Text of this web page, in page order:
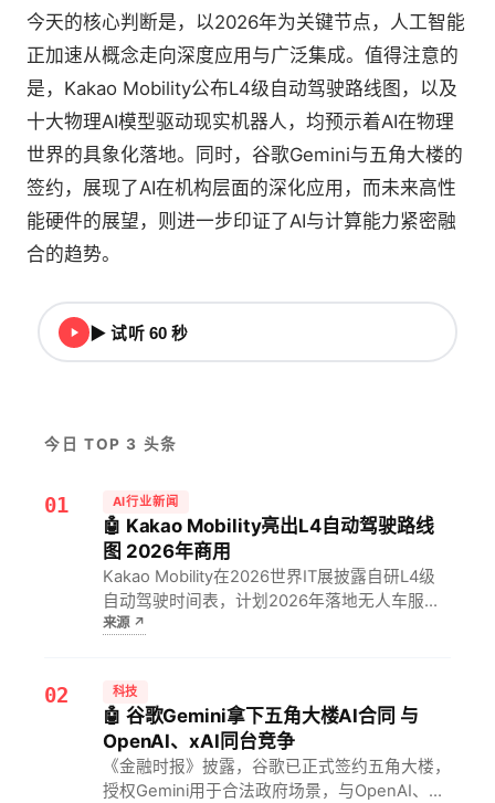
今天的核心判断是，以2026年为关键节点，人工智能
正加速从概念走向深度应用与广泛集成。值得注意的
是，Kakao Mobility公布L4级自动驾驶路线图，以及
十大物理AI模型驱动现实机器人，均预示着AI在物理
世界的具象化落地。同时，谷歌Gemini与五角大楼的
签约，展现了AI在机构层面的深化应用，而未来高性
能硬件的展望，则进一步印证了AI与计算能力紧密融
合的趋势。
▶ 试听 60 秒
今日 TOP 3 头条
01 AI行业新闻
🤖 Kakao Mobility亮出L4自动驾驶路线
图 2026年商用
Kakao Mobility在2026世界IT展披露自研L4级
自动驾驶时间表，计划2026年落地无人车服
务。对韩国共享出行市场意味着本土公司首次用
来源↗
02 科技
🤖 谷歌Gemini拿下五角大楼AI合同 与
OpenAI、xAI同台竞争
《金融时报》披露，谷歌已正式签约五角大楼，
授权Gemini用于合法政府场景，与OpenAI、